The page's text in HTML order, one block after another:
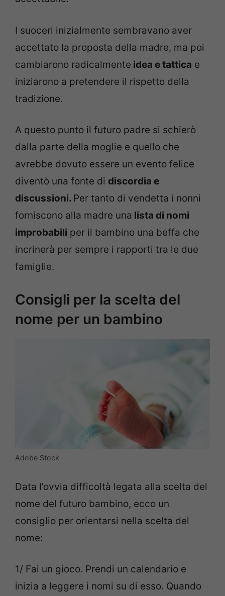
I suoceri inizialmente sembravano aver
accettato la proposta della madre, ma poi
cambiarono radicalmente idea e tattica e
iniziarono a pretendere il rispetto della
tradizione.
A questo punto il futuro padre si schierò
dalla parte della moglie e quello che
avrebbe dovuto essere un evento felice
diventò una fonte di discordia e
discussioni. Per tanto di vendetta i nonni
forniscono alla madre una lista di nomi
improbabili per il bambino una beffa che
incrinerà per sempre i rapporti tra le due
famiglie.
Consigli per la scelta del
nome per un bambino
Adobe Stock
Data l’ovvia difficoltà legata alla scelta del
nome del futuro bambino, ecco un
consiglio per orientarsi nella scelta del
nome:
1/ Fai un gioco. Prendi un calendario e
inizia a leggere i nomi su di esso. Quando